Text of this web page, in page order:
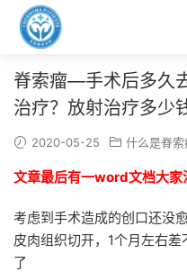
脊索瘤—手术后多久
治疗？放射治疗多少
2020-05-25 什么是脊索
文章最后有一word文档大家
考虑到手术造成的创口还没愈
皮肉组织切开，1个月左右
了